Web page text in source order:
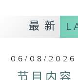
务求令每一个晚
最新
06/08/2026